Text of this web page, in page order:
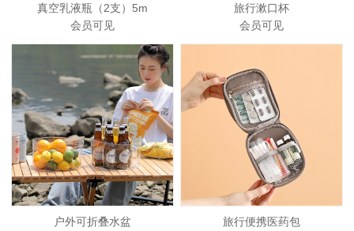
真空乳液瓶（2支）5m
会员可见
旅行漱口杯
会员可见
户外可折叠水盆
旅行便携医药包